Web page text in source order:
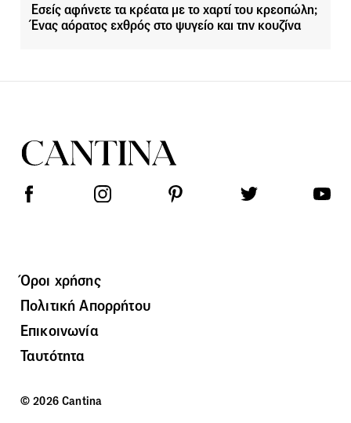
Εσείς αφήνετε τα κρέατα με το χαρτί του κρεοπώλη;
Ένας αόρατος εχθρός στο ψυγείο και την κουζίνα
Όροι χρήσης
Πολιτική Απορρήτου
Επικοινωνία
Ταυτότητα
© 2026 Cantina